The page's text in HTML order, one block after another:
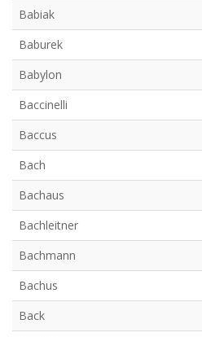
Babiak
Baburek
Babylon
Baccinelli
Baccus
Bach
Bachaus
Bachleitner
Bachmann
Bachus
Back